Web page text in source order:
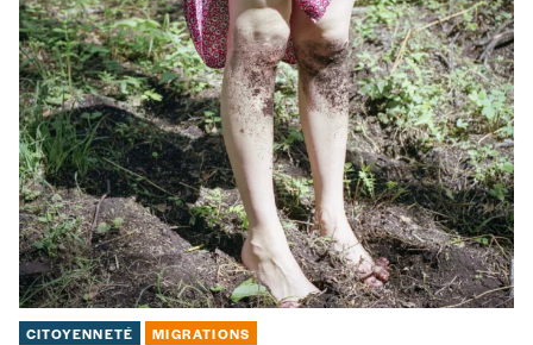
CITOYENNETÉ MIGRATIONS